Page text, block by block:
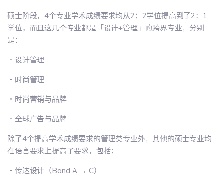
硕士阶段，4个专业学术成绩要求均从2：2学位提高到了2：1
学位，而且这几个专业都是「设计+管理」的跨界专业，分别
是：
・设计管理
・时尚管理
・时尚营销与品牌
・全球广告与品牌
除了4个提高学术成绩要求的管理类专业外，其他的硕士专业均
在语言要求上提高了要求，包括：
・传达设计（Band A → C）